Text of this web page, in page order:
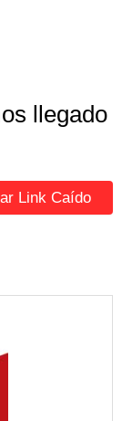
llegado
Link Caído